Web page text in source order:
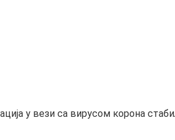
у вези са вирусом корона